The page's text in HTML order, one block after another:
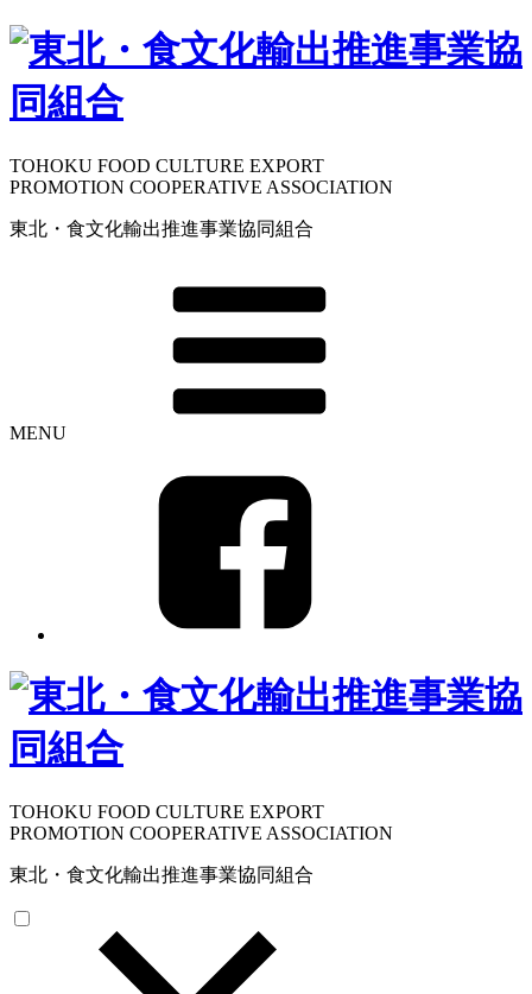
TOHOKU FOOD CULTURE EXPORT
PROMOTION COOPERATIVE ASSOCIATION
東北・食文化輸出推進事業協同組合
MENU
TOHOKU FOOD CULTURE EXPORT
PROMOTION COOPERATIVE ASSOCIATION
東北・食文化輸出推進事業協同組合